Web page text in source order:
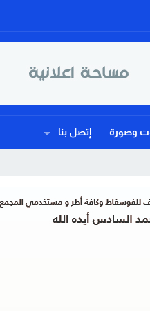
وصورة إتصل بنا